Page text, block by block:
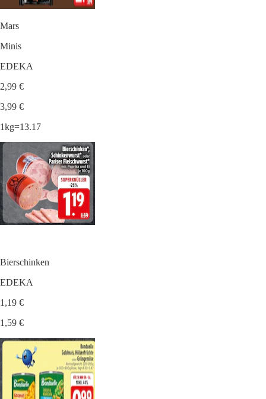
Mars
Minis
EDEKA
2,99 €
3,99 €
1kg=13.17
Bierschinken
EDEKA
1,19 €
1,59 €